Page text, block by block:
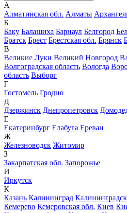
А
Алматинская обл. Алматы
Б
Баку Балашиха Барнаул Белгород
Братск Брест Брестская обл. Брянск
В
Великие Луки Великий Новгород
Волгоградская область Вологда
область Выборг
Г
Гостомель Гродно
Д
Дзержинск Днепропетровск
Е
Екатеринбург Елабуга Ереван
Ж
Железноводск Житомир
З
Закарпатская обл. Запорожье
И
Иркутск
К
Казань Калининград
Кемерево Кемеровская обл. Киев